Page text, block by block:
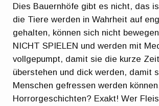
Dies Bauernhöfe gibt es nicht, das
die Tiere werden in Wahrheit auf
gehalten, können sich nicht
NICHT SPIELEN und werden mit
vollgepumpt, damit sie die kurze
überstehen und dick werden, damit
Menschen gefressen werden
Horrorgeschichten? Exakt! Wer